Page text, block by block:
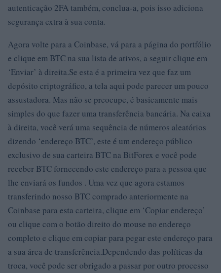
autenticação 2FA também, conclua-a, pois isso adiciona
segurança extra à sua conta.
Agora volte para a Coinbase, vá para a página do portfólio
e clique em BTC na sua lista de ativos, a seguir clique em
‘Enviar’ à direita.Se esta é a primeira vez que faz um
depósito criptográfico, a tela aqui pode parecer um pouco
assustadora. Mas não se preocupe, é basicamente mais
simples do que fazer uma transferência bancária. Na caixa
à direita, você verá uma sequência de números aleatórios
dizendo ‘endereço BTC’, este é um endereço público
exclusivo de sua carteira BTC na BitForex e você pode
receber BTC fornecendo este endereço para a pessoa que
lhe enviará os fundos . Uma vez que agora estamos
transferindo nosso BTC comprado anteriormente na
Coinbase para esta carteira, clique em ‘Copiar endereço’
ou clique com o botão direito do mouse no endereço
completo e clique em copiar para pegar este endereço para
a sua área de transferência.Dependendo das políticas da
troca, você pode ser obrigado a passar por outro processo